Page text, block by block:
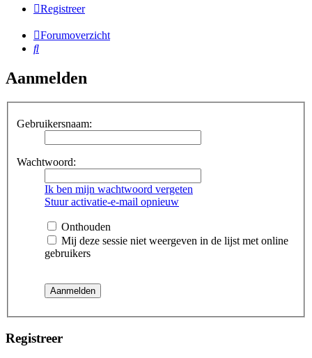
Registreer
Forumoverzicht
Zoek
Aanmelden
Gebruikersnaam:
Wachtwoord:
Ik ben mijn wachtwoord vergeten
Stuur activatie-e-mail opnieuw
Onthouden
Mij deze sessie niet weergeven in de lijst met online
gebruikers
Registreer